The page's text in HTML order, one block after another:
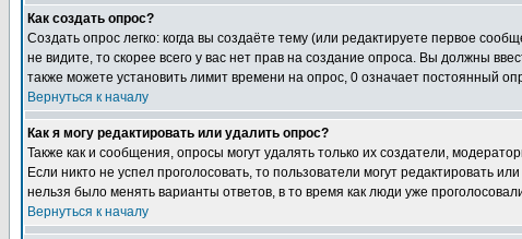
Как создать опрос?
Создать опрос легко: когда вы создаёте тему (или редактируете первое
не видите, то скорее всего у вас нет прав на создание опроса. Вы должны
также можете установить лимит времени на опрос, 0 означает постоянный
Вернуться к началу
Как я могу редактировать или удалить опрос?
Также как и сообщения, опросы могут удалять только их создатели,
Если никто не успел проголосовать, то пользователи могут редактировать
нельзя было менять варианты ответов, в то время как люди уже
Вернуться к началу